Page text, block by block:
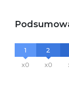
1
x0
2
x0